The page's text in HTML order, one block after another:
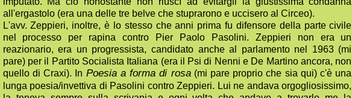
all'ergastolo (era una delle tre belve che stuprarono e uccisero al Circeo).
L'avv. Zeppieri, inoltre, è lo stesso che anni prima fu difensore della parte civile
nel processo per rapina contro Pier Paolo Pasolini. Zeppieri non era un
reazionario, era un progressista, candidato anche al parlamento nel 1963 (mi
pare) per il Partito Socialista Italiana (era il Psi di Nenni e De Martino ancora, non
quello di Craxi). In Poesia a forma di rosa(mi pare proprio che sia qui) c'è una
lunga poesia/invettiva di Pasolini contro Zeppieri. Lui ne andava orgogliosissimo,